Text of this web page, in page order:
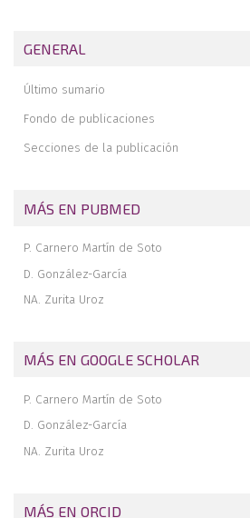
de alta resistencia
doble botón cortical con guía posterior
extrínsecos tras luxación radiocarpiana
GENERAL
Último sumario
Fondo de publicaciones
Secciones de la publicación
MÁS EN PUBMED
P. Carnero Martín de Soto
D. González-García
NA. Zurita Uroz
MÁS EN GOOGLE SCHOLAR
P. Carnero Martín de Soto
D. González-García
NA. Zurita Uroz
MÁS EN ORCID